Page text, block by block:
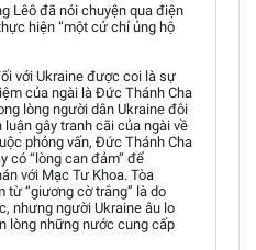
Lêô đã nói chuyện qua điện
hiện “một cử chỉ ủng hộ
với Ukraine được coi là sự
của ngài là Đức Thánh Cha
lòng người dân Ukraine đôi
gây tranh cãi của ngài về
phỏng vấn, Đức Thánh Cha
có “lòng can đảm” để
với Mạc Tư Khoa. Tòa
từ “giương cờ trắng” là do
nhưng người Ukraine âu lo
lòng những nước cung cấp